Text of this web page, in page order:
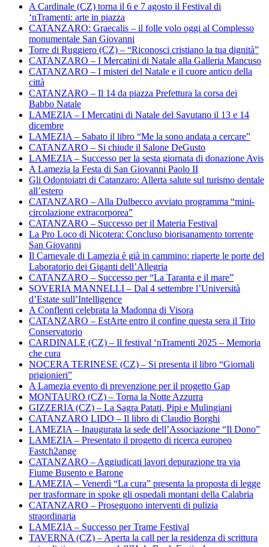
A Cardinale (CZ) torna il 6 e 7 agosto il Festival di
‘nTramenti: arte in piazza
CATANZARO: Graecalis – il folle volo oggi al Complesso
monumentale San Giovanni
Torre di Ruggiero (CZ) – “Riconosci cristiano la tua dignità”
CATANZARO – I Mercatini di Natale alla Galleria Mancuso
CATANZARO – I misteri del Natale e il cuore antico della
città
CATANZARO – Il 14 da piazza Prefettura la corsa dei
Babbo Natale
LAMEZIA – I Mercatini di Natale del Savutano il 13 e 14
dicembre
LAMEZIA – Sabato il libro “Me la sono andata a cercare”
CATANZARO – Si chiude il Salone DeGusto
LAMEZIA – Successo per la sesta giornata di donazione Avis
A Lamezia la Festa di San Giovanni Paolo II
Gli Odontoiatri di Catanzaro: Allerta salute sul turismo dentale
all’estero
CATANZARO – Alla Dulbecco avviato programma “mini-
circolazione extracorporea”
CATANZARO – Successo per il Materia Festival
La Pro Loco di Nicotera: Concluso biorisanamento torrente
San Giovanni
Il Carnevale di Lamezia è già in cammino: riaperte le porte del
Laboratorio dei Giganti dell’Allegria
CATANZARO – Successo per “La Taranta e il mare”
SOVERIA MANNELLI – Dal 4 settembre l’Università
d’Estate sull’Intelligence
A Conflenti celebrata la Madonna di Visora
CATANZARO – EstArte entro il confine questa sera il Trio
Conservatorio
CARDINALE (CZ) – Il festival ‘nTramenti 2025 – Memoria
che cura
NOCERA TERINESE (CZ) – Si presenta il libro “Giornali
prigionieri”
A Lamezia evento di prevenzione per il progetto Gap
MONTAURO (CZ) – Torna la Notte Azzurra
GIZZERIA (CZ) – La Sagra Patati, Pipi e Mulingiani
CATANZARO LIDO – Il libro di Claudio Borghi
LAMEZIA – Inaugurata la sede dell’Associazione “Il Dono”
LAMEZIA – Presentato il progetto di ricerca europeo
Fastch2ange
CATANZARO – Aggiudicati lavori depurazione tra via
Fiume Busento e Barone
LAMEZIA – Venerdì “La cura” presenta la proposta di legge
per trasformare in spoke gli ospedali montani della Calabria
CATANZARO – Proseguono interventi di pulizia
straordinaria
LAMEZIA – Successo per Trame Festival
TAVERNA (CZ) – Aperta la call per la residenza di scrittura